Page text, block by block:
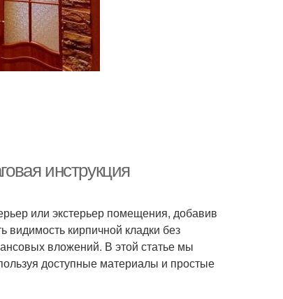
инструкция
или экстерьер помещения, добавив
видимость кирпичной кладки без
вложений. В этой статье мы
доступные материалы и простые